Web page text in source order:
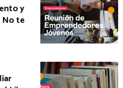
y
No te